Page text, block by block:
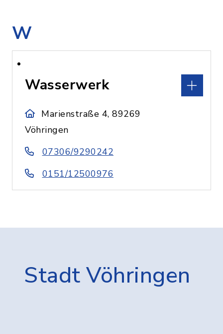
W
Wasserwerk
Marienstraße 4, 89269
Vöhringen
07306/9290242
0151/12500976
Stadt Vöhringen